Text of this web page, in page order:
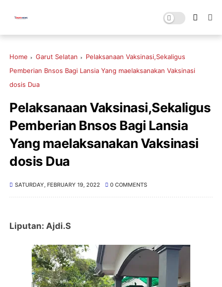
Home Garut Selatan
Pelaksanaan Vaksinasi,Sekaligus
Pemberian Bnsos Bagi Lansia Yang maelaksanakan Vaksinasi
dosis Dua
Pelaksanaan Vaksinasi,Sekaligus
Pemberian Bnsos Bagi Lansia
Yang maelaksanakan Vaksinasi
dosis Dua
SATURDAY, FEBRUARY 19, 2022 0 COMMENTS
Liputan: Ajdi.S